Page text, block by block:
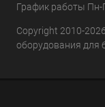
График работы Пн-
Copyright 2010-
оборудования для